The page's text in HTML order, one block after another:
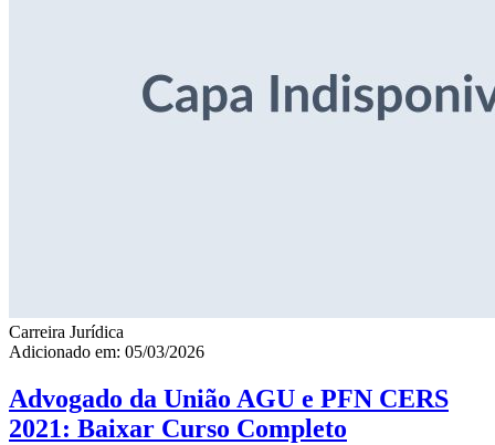
Carreira Jurídica
Adicionado em: 05/03/2026
Advogado da União AGU e PFN CERS
2021: Baixar Curso Completo